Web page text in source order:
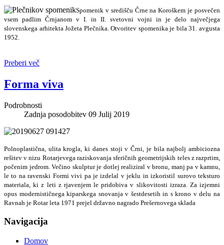
Spomenik v središču Črne na Koroškem je posvečen
vsem padlim Črnjanom v I. in II. svetovni vojni in je delo največjega
slovenskega arhitekta Jožeta Plečnika. Otvoritev spomenika je bila 31. avgusta
1952.
Preberi več
Forma viva
Podrobnosti
Zadnja posodobitev 09 Julij 2019
Polnoplastična, ulita krogla, ki danes stoji v Črni, je bila najbolj ambiciozna
rešitev v nizu Rotarjevega raziskovanja sferičnih geometrijskih teles z razprtim,
počenim jedrom. Večino skulptur je dotlej realiziral v bronu, manj pa v kamnu,
le to na ravenski Formi vivi pa je izdelal v jeklu in izkoristil surovo teksturo
materiala, ki z leti z rjavenjem le pridobiva v slikovitosti izraza. Za izjemni
opus modernističnega kiparskega snovanja v šestdesetih in s krono v delu na
Ravnah je Rotar leta 1971 prejel državno nagrado Prešernovega sklada
Navigacija
Domov